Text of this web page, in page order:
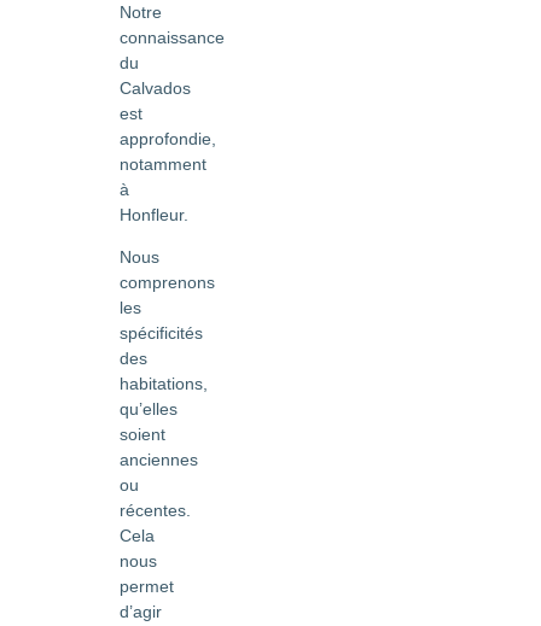
Notre
connaissance
du
Calvados
est
approfondie,
notamment
à
Honfleur.
Nous
comprenons
les
spécificités
des
habitations,
qu’elles
soient
anciennes
ou
récentes.
Cela
nous
permet
d’agir